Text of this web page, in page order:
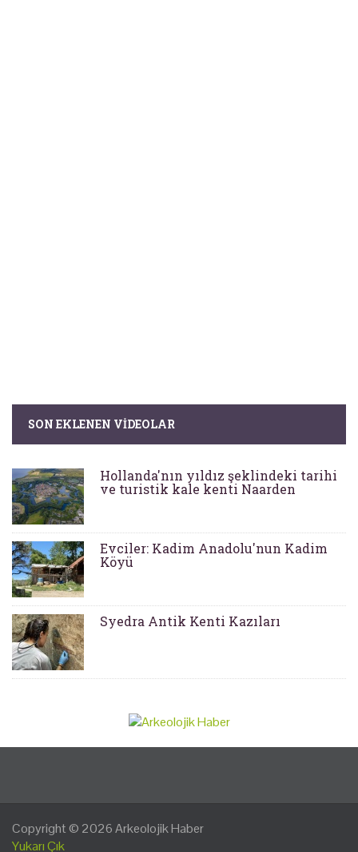
SON EKLENEN VIDEOLAR
Hollanda'nın yıldız şeklindeki tarihi
ve turistik kale kenti Naarden
Evciler: Kadim Anadolu'nun Kadim
Köyü
Syedra Antik Kenti Kazıları
Copyright © 2026Arkeolojik Haber
Yukarı Çık